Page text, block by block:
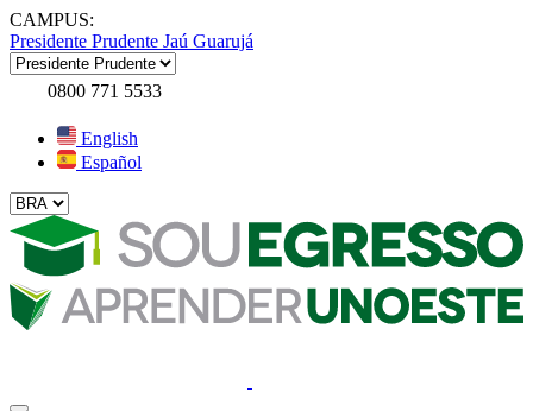
CAMPUS:
Presidente Prudente Jaú Guarujá
0800 771 5533
English
Español